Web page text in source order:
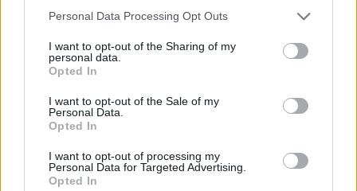
negar su consentimiento. Tenga en cuenta que algún
de su consentimiento, pero usted tiene el derecho de
rechazar tal procesamiento. Sus preferencias se aplicarán
cualquier momento entrando de nuevo en este sitio web o
visitando nuestra política de privacidad.
Personal Data Processing Opt Outs
I want to opt-out of the Sharing of my
personal data.
Opted In
I want to opt-out of the Sale of my
Personal Data.
Opted In
I want to opt-out of processing my
Personal Data for Targeted Advertising.
Opted In